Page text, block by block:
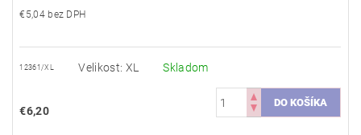
€5,04 bez DPH
12361/XL Velikost: XL Skladom
€6,20